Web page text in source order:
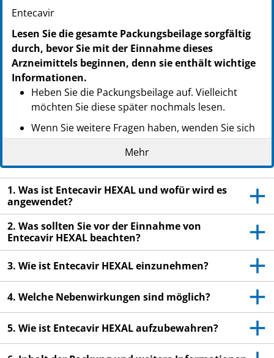
PPN: 111242280633
NTIN: 04150124228067
Entecavir
Lesen Sie die gesamte Packungsbeilage sorgfältig
durch, bevor Sie mit der Einnahme dieses
Arzneimittels beginnen, denn sie enthält wichtige
Informationen.
Heben Sie die Packungsbeilage auf. Vielleicht
möchten Sie diese später nochmals lesen.
Wenn Sie weitere Fragen haben, wenden Sie sich
an Ihren Arzt oder Apotheker.
Dieses Arzneimittel wurde Ihnen persönlich
verschrieben. Geben Sie es nicht an Dritte weiter.
Es kann anderen Menschen schaden, auch wenn
diese die gleichen Beschwerden haben wie Sie.
Wenn Sie Nebenwirkungen bemerken, wenden Sie
sich an Ihren Arzt oder Apotheker. Dies gilt auch
Packungsbeilage angegeben sind. Siehe Abschnitt
Mehr
1. Was ist Entecavir HEXAL und wofür wird es
angewendet?
2. Was sollten Sie vor der Einnahme von
Entecavir HEXAL beachten?
3. Wie ist Entecavir HEXAL einzunehmen?
4. Welche Nebenwirkungen sind möglich?
5. Wie ist Entecavir HEXAL aufzubewahren?